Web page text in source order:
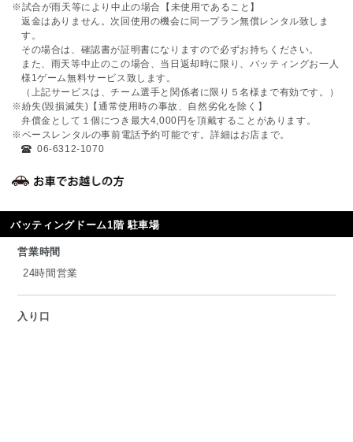
※試合が雨天等により中止の場合【未使用であること】
返金はありません。次回使用の機会に同一プラン無償レンタル致しま
す。
その場合は、確認書が証明書になりますので必ずお持ちください。
また、雨天等中止のこの場合、当日返却時に限り、バッティングお一人
様1ゲーム無料サービス致します。
（上記サービスは、チーム選手と関係者に限り５名様まで有効です。）
※紛失(毀損滅失)【通常使用時の事故、自然劣化を除く】
弁償金として１個につき最大4,000円を頂戴することがあります。
※ベースレンタルの事前電話予約可能です。詳細はお店まで。
06-6312-1070
バッティングドーム1階 駐車場
営業時間
24時間営業
入り口